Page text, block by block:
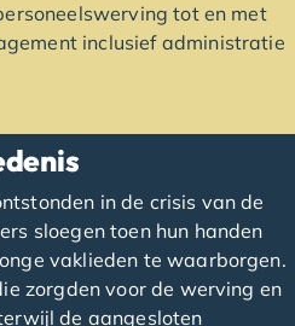
tot en met
inclusief administratie
in de crisis van de
sloegen toen hun handen
vaklieden te waarborgen.
zorgden voor de werving en
de aangesloten